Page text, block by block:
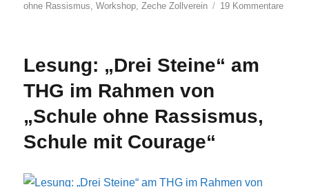
ohne Rassismus ,Workshop ,Zeche Zollverein 19 Kommentarezu
Lesung: „Drei Steine“ am
THG im Rahmen von
„Schule ohne Rassismus,
Schule mit Courage“